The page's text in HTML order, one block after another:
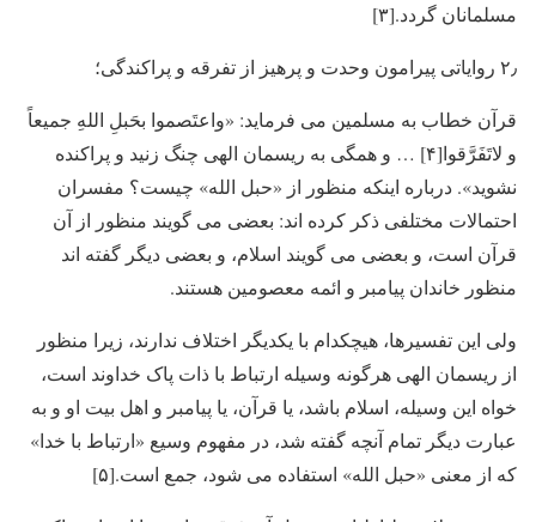
مسلمانان گردد.[۳]
۲٫ روایاتی پیرامون وحدت و پرهیز از تفرقه و پراکندگی؛
قرآن خطاب به مسلمین می فرماید: «واعتَصموا بحَبلِ اللهِ جمیعاً
و لاتَفَرَّقوا[۴] … و همگی به ریسمان الهی چنگ زنید و پراکنده
نشوید». درباره اینکه منظور از «حبل الله» چیست؟ مفسران
احتمالات مختلفی ذکر کرده اند: بعضی می گویند منظور از آن
قرآن است، و بعضی می گویند اسلام، و بعضی دیگر گفته اند
منظور خاندان پیامبر و ائمه معصومین هستند.
ولی این تفسیرها، هیچکدام با یکدیگر اختلاف ندارند، زیرا منظور
از ریسمان الهی هرگونه وسیله ارتباط با ذات پاک خداوند است،
خواه این وسیله، اسلام باشد، یا قرآن، یا پیامبر و اهل بیت او و به
عبارت دیگر تمام آنچه گفته شد، در مفهوم وسیع «ارتباط با خدا»
که از معنی «حبل الله» استفاده می شود، جمع است.[۵]